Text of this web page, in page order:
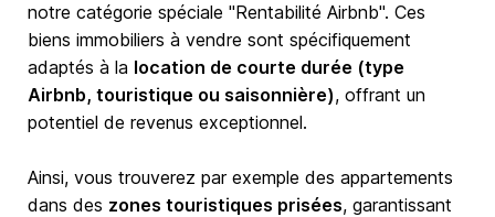
notre catégorie spéciale "Rentabilité Airbnb". Ces
biens immobiliers à vendre sont spécifiquement
adaptés à la location de courte durée (type
Airbnb, touristique ou saisonnière), offrant un
potentiel de revenus exceptionnel.
Ainsi, vous trouverez par exemple des appartements
dans des zones touristiques prisées, garantissant